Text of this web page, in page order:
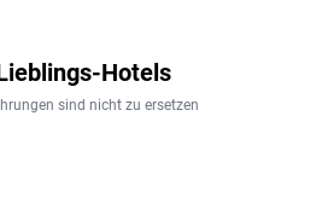
Hotels
sind nicht zu ersetzen